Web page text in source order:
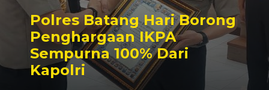
Polres Batang Hari Borong
Penghargaan IKPA
Sempurna 100% Dari
Kapolri